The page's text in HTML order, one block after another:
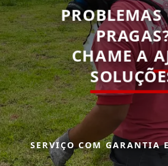
PROBLEMAS
CHAME A
SERVIÇO COM GARANTIA